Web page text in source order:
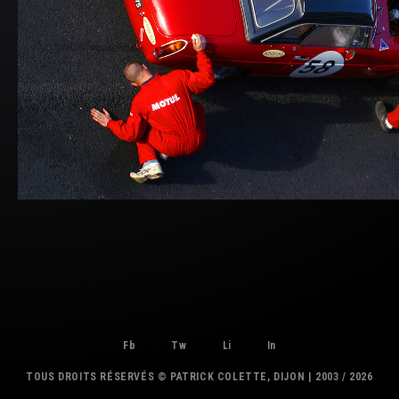
Fb Tw Li In
TOUS DROITS RÉSERVÉS © PATRICK COLETTE, DIJON | 2003 / 2026